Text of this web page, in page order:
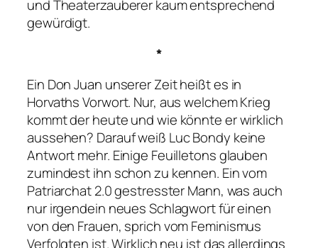
und Theaterzauberer kaum entsprechend
gewürdigt.
*
Ein Don Juan unserer Zeitheißt es in
Horvaths Vorwort. Nur, aus welchem Krieg
kommt der heute und wie könnte er wirklich
aussehen? Darauf weiß Luc Bondy keine
Antwort mehr. Einige Feuilletons glauben
zumindest ihn schon zu kennen. Ein vom
Patriarchat 2.0 gestresster Mann, was auch
nur irgendein neues Schlagwort für einen
von den Frauen, sprich vom Feminismus
Verfolgten ist. Wirklich neu ist das allerdings